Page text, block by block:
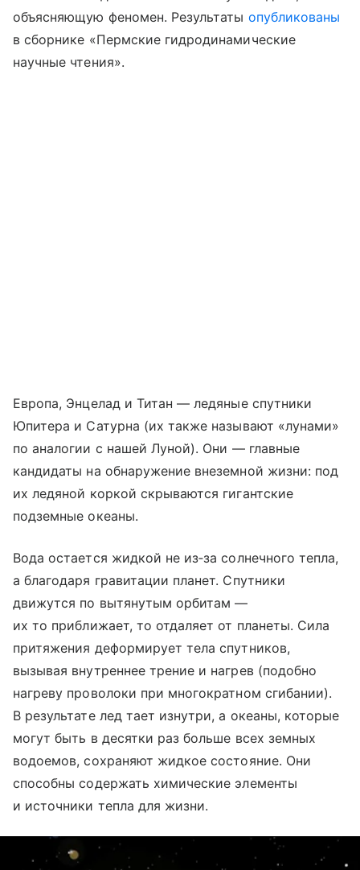
объясняющую феномен. Результаты опубликованы
в сборнике «Пермские гидродинамические
научные чтения».
Европа, Энцелад и Титан — ледяные спутники
Юпитера и Сатурна (их также называют «лунами»
по аналогии с нашей Луной). Они — главные
кандидаты на обнаружение внеземной жизни: под
их ледяной коркой скрываются гигантские
подземные океаны.
Вода остается жидкой не из‑за солнечного тепла,
а благодаря гравитации планет. Спутники
движутся по вытянутым орбитам —
их то приближает, то отдаляет от планеты. Сила
притяжения деформирует тела спутников,
вызывая внутреннее трение и нагрев (подобно
нагреву проволоки при многократном сгибании).
В результате лед тает изнутри, а океаны, которые
могут быть в десятки раз больше всех земных
водоемов, сохраняют жидкое состояние. Они
способны содержать химические элементы
и источники тепла для жизни.